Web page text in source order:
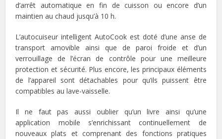
d’arrêt automatique en fin de cuisson ou encore d’un
maintien au chaud jusqu’à 10 h.
L’autocuiseur intelligent AutoCook est doté d’une anse de
transport amovible ainsi que de paroi froide et d’un
verrouillage de l’écran de contrôle pour une meilleure
protection et sécurité. Plus encore, les principaux éléments
de l’appareil sont détachables pour qu’ils puissent être
compatibles au lave-vaisselle.
Il ne faut pas aussi oublier qu’un livre ainsi qu’une
application mobile s’enrichissant continuellement de
nouveaux plats et comprenant des fonctions pratiques